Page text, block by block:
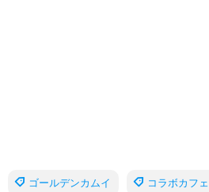
ゴールデンカムイ コラボカフェ